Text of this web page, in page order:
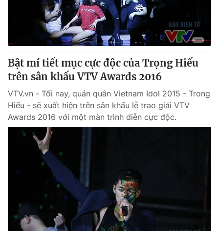
Bật mí tiết mục cực độc của Trọng Hiếu
trên sân khấu VTV Awards 2016
VTV.vn - Tối nay, quán quân Vietnam Idol 2015 - Trong
Hiếu - sẽ xuất hiện trên sân khấu lễ trao giải VTV
Awards 2016 với một màn trình diễn cực độc.